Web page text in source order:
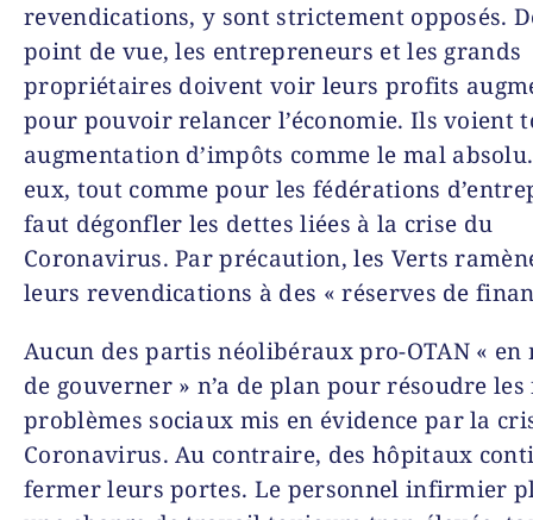
revendications, y sont strictement opposés.
point de vue, les entrepreneurs et les grands
propriétaires doivent voir leurs profits
pour pouvoir relancer l’économie. Ils voient
augmentation d’impôts comme le mal
eux, tout comme pour les fédérations
faut dégonfler les dettes liées à la crise du
Coronavirus. Par précaution, les Verts
leurs revendications à des « réserves de
Aucun des partis néolibéraux pro-OTAN « en
de gouverner » n’a de plan pour résoudre
problèmes sociaux mis en évidence par la
Coronavirus. Au contraire, des hôpitaux
fermer leurs portes. Le personnel infirmier